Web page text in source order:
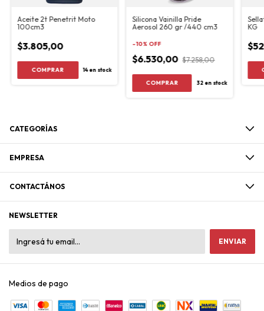
Aceite 2t Penetrit Moto
100cm3
$3.805,00
14en stock
Silicona Vainilla Pride
Aerosol 260 gr /440 cm3
-10% OFF
$6.530,00 $7.258,00
32en stock
KG
CATEGORÍAS
EMPRESA
CONTACTÁNOS
NEWSLETTER
Medios de pago